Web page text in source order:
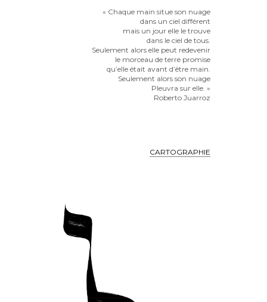
« Chaque main situe son nuage
dans un ciel différent
mais un jour elle le trouve
dans le ciel de tous.
Seulement alors elle peut redevenir
le morceau de terre promise
qu’elle était avant d’être main.
Seulement alors son nuage
Pleuvra sur elle. »
Roberto Juarroz
CARTOGRAPHIE